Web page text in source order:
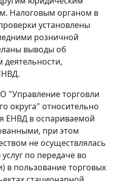
Налоговым органом в
установлены
розничной
выводы об
деятельности,
"Управление торговли
округа" относительно
ЕНВД в оспариваемой
при этом
не осуществлялась
по передаче во
в пользование торговых